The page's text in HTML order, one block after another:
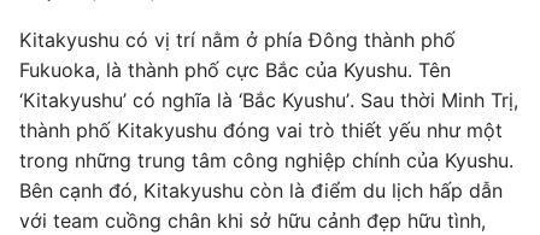
Kitakyushu có vị trí nằm ở phía Đông thành phố
Fukuoka, là thành phố cực Bắc của Kyushu. Tên
‘Kitakyushu’ có nghĩa là ‘Bắc Kyushu’. Sau thời Minh Trị,
thành phố Kitakyushu đóng vai trò thiết yếu như một
trong những trung tâm công nghiệp chính của Kyushu.
Bên cạnh đó, Kitakyushu còn là điểm du lịch hấp dẫn
với team cuồng chân khi sở hữu cảnh đẹp hữu tình,